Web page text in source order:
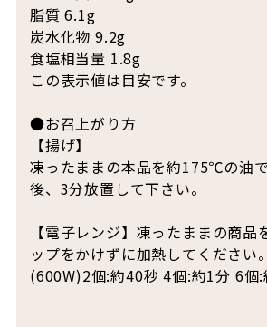
脂質 6.1g
炭水化物 9.2g
食塩相当量 1.8g
この表示値は目安です。
●お召上がり方
【揚げ】
凍ったままの本品を約175℃の油
後、3分放置して下さい。
【電子レンジ】凍ったままの商品
ップをかけずに加熱してください。
(600W)2個:約40秒 4個:約1分 6個